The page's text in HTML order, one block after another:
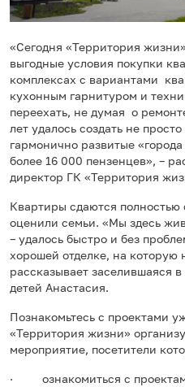
«Сегодня «Территория
выгодные условия покупки
комплексах с вариантами
кухонным гарнитуром и
переехать, не думая о
лет удалось создать не
гармонично развитые
более 16 000 пензенцев», –
директор ГК «Территория
Квартиры сдаются полностью
оценили семьи. «Мы здесь
– удалось быстро и без
хорошей отделке, на которую
рассказывает заселившаяся
детей Анастасия.
Познакомьтесь с проектами
«Территория жизни»
мероприятие, посетители
· ознакомиться с